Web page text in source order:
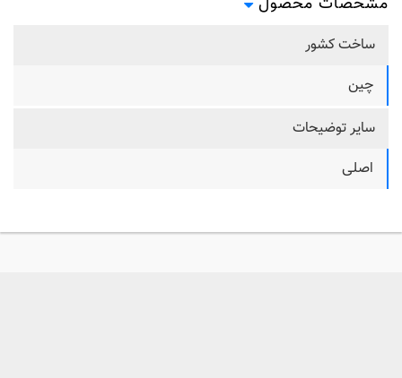
ساخت کشور
چین
سایر توضیحات
اصلی